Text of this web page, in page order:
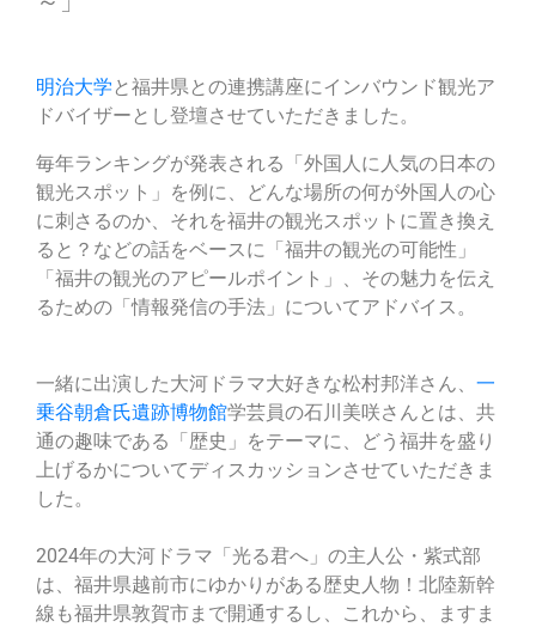
明治大学 と福井県との連携講座にインバウンド観光ア
ドバイザーとし登壇させていただきました。
毎年ランキングが発表される「外国人に人気の日本の
観光スポット」を例に、どんな場所の何が外国人の心
に刺さるのか、それを福井の観光スポットに置き換え
ると？などの話をベースに「福井の観光の可能性」
「福井の観光のアピールポイント」、その魅力を伝え
るための「情報発信の手法」についてアドバイス。
一緒に出演した大河ドラマ大好きな松村邦洋さん、 一
乗谷朝倉氏遺跡博物館学芸員の石川美咲さんとは、共
通の趣味である「歴史」をテーマに、どう福井を盛り
上げるかについてディスカッションさせていただきま
した。
2024年の大河ドラマ「光る君へ」の主人公・紫式部
は、福井県越前市にゆかりがある歴史人物！北陸新幹
線も福井県敦賀市まで開通するし、これから、ますま